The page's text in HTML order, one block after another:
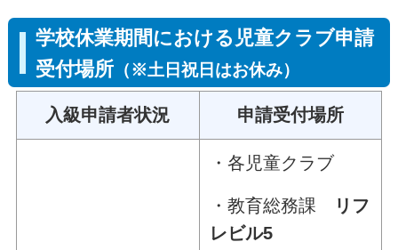
学校休業期間における児童クラブ申請
受付場所 （※土日祝日はお休み）
入級申請者状況 申請受付場所
・各児童クラブ
・教育総務課
リフ
レビル5